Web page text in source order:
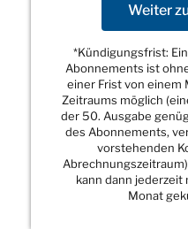
Weiter
*Kündigungsfrist:
Abonnements ist
einer Frist von einem
Zeitraums möglich
der 50. Ausgabe
des Abonnements,
vorstehenden
kann dann jederzeit
Monat